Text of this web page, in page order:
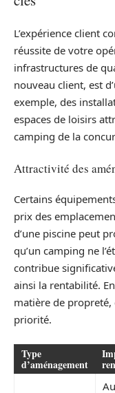
L’expérience client
réussite de votre
infrastructures de
nouveau client, est
exemple, des
espaces de loisirs
camping de la
Attractivité des
Certains
prix des
d’une piscine peut
qu’un camping ne
contribue
ainsi la rentabilité.
matière de propreté,
priorité.
Type
d’aménagement